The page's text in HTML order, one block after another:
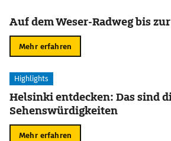
Auf dem Weser-Radweg bis
Mehr erfahren
Highlights
Helsinki entdecken: Das sind
Sehenswürdigkeiten
Mehr erfahren